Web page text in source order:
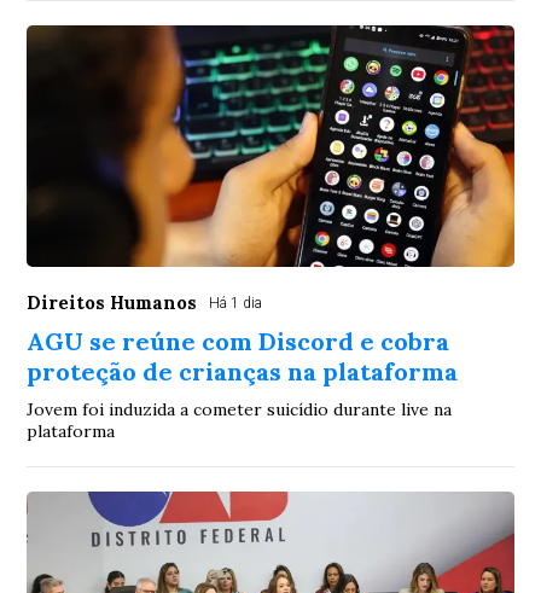
Direitos Humanos Há 1 dia
AGU se reúne com Discord e cobra
proteção de crianças na plataforma
Jovem foi induzida a cometer suicídio durante live na
plataforma